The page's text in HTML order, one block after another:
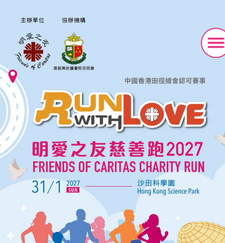
主辦單位 協辦機構
ENG
主頁
關於我們
關於我們
賽事回顧
活動詳情
年齡分組
團體賽分組
路線圖
跑手包紀念品
場地交通
注意事項